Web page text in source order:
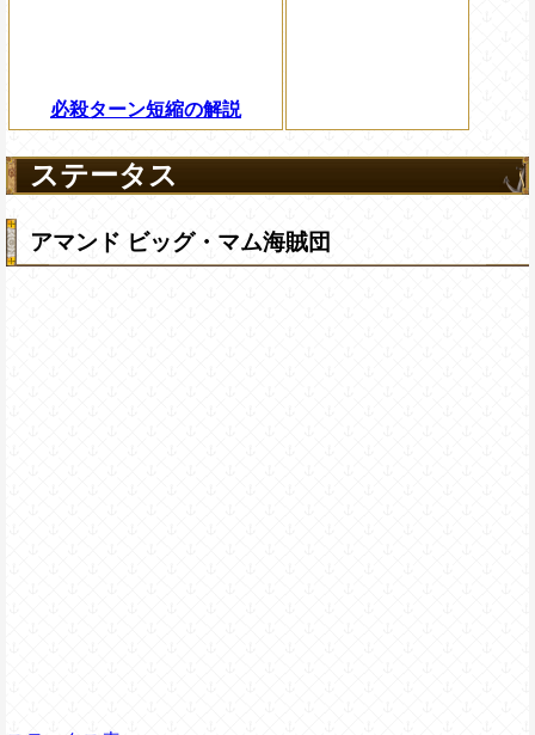
必殺ターン短縮の解説
ステータス
アマンド ビッグ・マム海賊団